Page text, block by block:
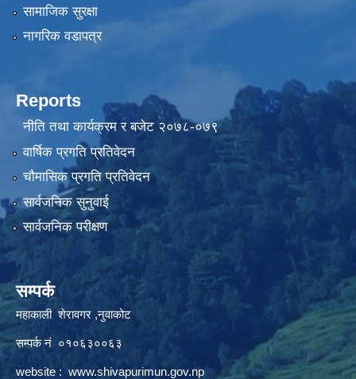
सामाजिक सुरक्षा
नागरिक वडापत्र
Reports
नीति तथा कार्यक्रम र बजेट २०७८-०७९
वार्षिक प्रगति प्रतिवेदन
चौमासिक प्रगति प्रतिवेदन
सार्वजनिक सुनुवाई
सार्वजनिक परीक्षण
सम्पर्क
महाकाली शेरावगर ,नुवाकोट
सम्पर्क नं ०१०६३००६३
website : www.shivapurimun.gov.np